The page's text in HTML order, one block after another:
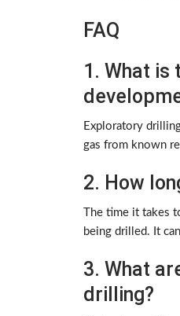
FAQ
1. What
Exploratory
gas from known
2. How
The time it takes
being drilled. It
3. What
drilling?